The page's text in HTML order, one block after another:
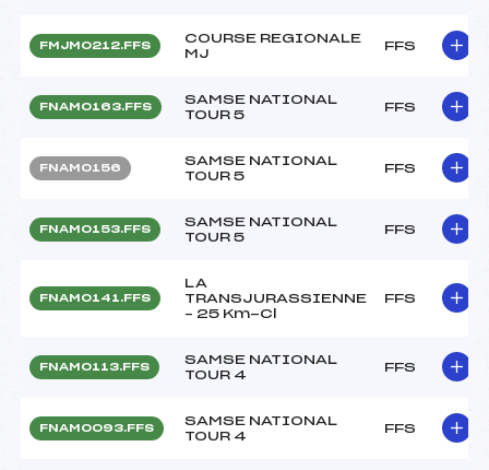
FMJM0212.FFS
COURSE REGIONALE
MJ
FFS
FNAM0163.FFS
SAMSE NATIONAL
TOUR 5
FFS
FNAM0156
SAMSE NATIONAL
TOUR 5
FFS
FNAM0153.FFS
SAMSE NATIONAL
TOUR 5
FFS
FNAM0141.FFS
LA
TRANSJURASSIENNE
– 25 Km-Cl
FFS
FNAM0113.FFS
SAMSE NATIONAL
TOUR 4
FFS
FNAM0093.FFS
SAMSE NATIONAL
TOUR 4
FFS